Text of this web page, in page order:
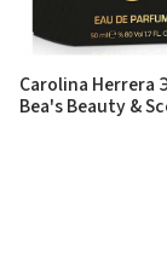
Carolina
Bea's Beauty &